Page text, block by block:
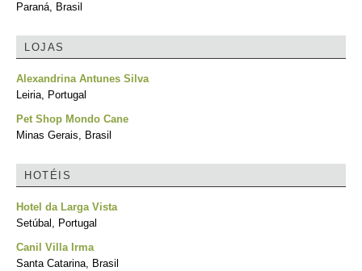
Paraná, Brasil
LOJAS
Alexandrina Antunes Silva
Leiria, Portugal
Pet Shop Mondo Cane
Minas Gerais, Brasil
HOTÉIS
Hotel da Larga Vista
Setúbal, Portugal
Canil Villa Irma
Santa Catarina, Brasil